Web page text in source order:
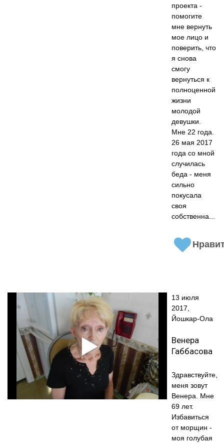
проекта -
помогите
мне вернуть
мое лицо и
поверить, что
я снова
смогу
вернуться к
полноценной
жизни
молодой
девушки.
Мне 22 года.
26 мая 2017
года со мной
случилась
беда - меня
сильно
покусала
своя
собственна...
13 июля
2017,
Йошкар-Ола
Венера
Габбасова
Здравствуйте,
меня зовут
Венера. Мне
69 лет.
Избавиться
от морщин -
моя голубая